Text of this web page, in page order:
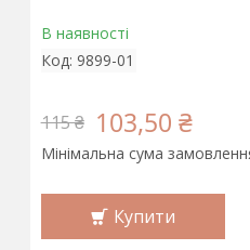
В наявності
Код: 9899-01
115 ₴ 103,50 ₴
Мінімальна сума
Купити